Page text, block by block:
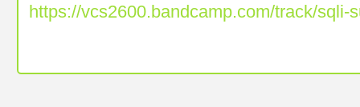
https://vcs2600.bandcamp.com/track/sqli-